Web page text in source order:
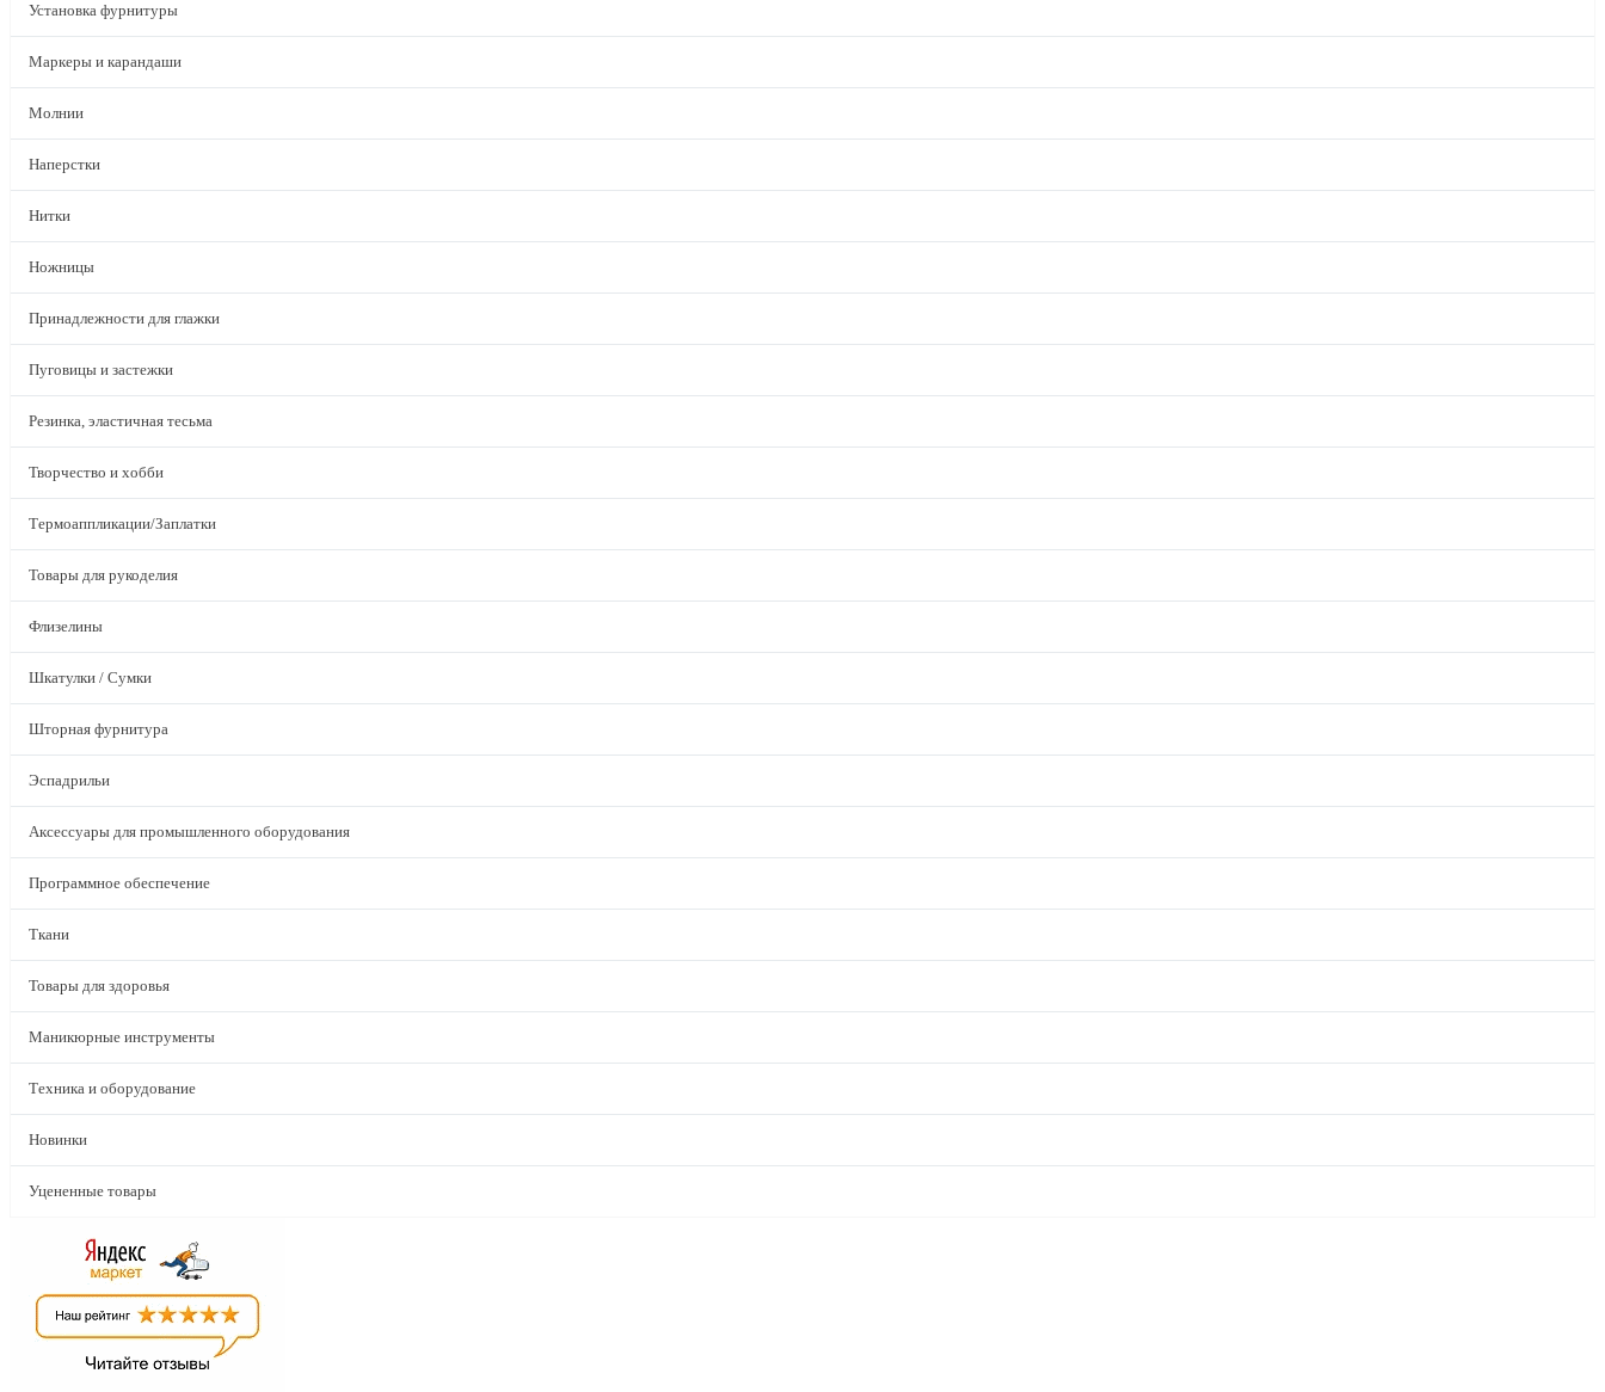
Установка фурнитуры
Маркеры и карандаши
Молнии
Наперстки
Нитки
Ножницы
Принадлежности для глажки
Пуговицы и застежки
Резинка, эластичная тесьма
Творчество и хобби
Термоаппликации/Заплатки
Товары для рукоделия
Флизелины
Шкатулки / Сумки
Шторная фурнитура
Эспадрильи
Аксессуары для промышленного оборудования
Программное обеспечение
Ткани
Товары для здоровья
Маникюрные инструменты
Техника и оборудование
Новинки
Уцененные товары